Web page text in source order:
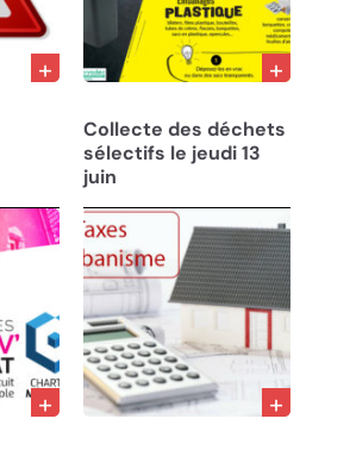
Collecte des déchets
sélectifs le jeudi 13
juin